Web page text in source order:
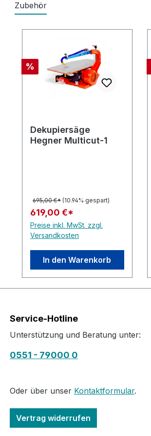
Zubehör
Rabatt
%
Dekupiersäge
Hegner Multicut-1
695,00 €* (10.94% gespart)
619,00 €*
Preise inkl. MwSt. zzgl.
Versandkosten
In den Warenkorb
Service-Hotline
Unterstützung und Beratung unter:
0551 - 79000 0
Oder über unser Kontaktformular.
Vertrag widerrufen